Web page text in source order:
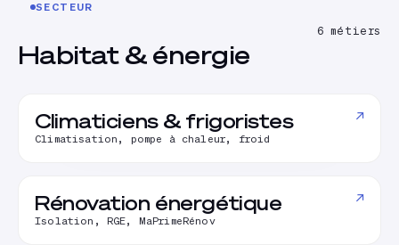
SECTEUR
Habitat & énergie
6 métiers
Climaticiens & frigoristes
Climatisation, pompe à chaleur, froid
↗
Rénovation énergétique
Isolation, RGE, MaPrimeRénov
↗